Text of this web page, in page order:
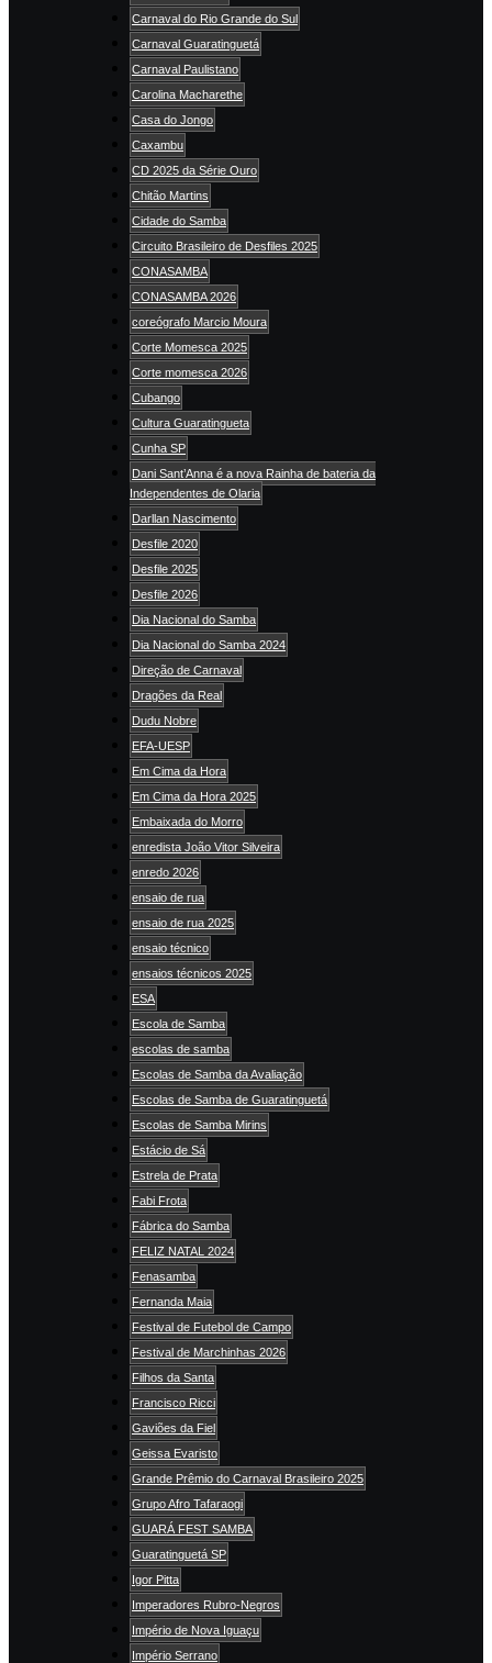
Carnaval do Rio Grande do Sul
Carnaval Guaratinguetá
Carnaval Paulistano
Carolina Macharethe
Casa do Jongo
Caxambu
CD 2025 da Série Ouro
Chitão Martins
Cidade do Samba
Circuito Brasileiro de Desfiles 2025
CONASAMBA
CONASAMBA 2026
coreógrafo Marcio Moura
Corte Momesca 2025
Corte momesca 2026
Cubango
Cultura Guaratingueta
Cunha SP
Dani Sant’Anna é a nova Rainha de bateria da
Independentes de Olaria
Darllan Nascimento
Desfile 2020
Desfile 2025
Desfile 2026
Dia Nacional do Samba
Dia Nacional do Samba 2024
Direção de Carnaval
Dragões da Real
Dudu Nobre
EFA-UESP
Em Cima da Hora
Em Cima da Hora 2025
Embaixada do Morro
enredista João Vitor Silveira
enredo 2026
ensaio de rua
ensaio de rua 2025
ensaio técnico
ensaios técnicos 2025
ESA
Escola de Samba
escolas de samba
Escolas de Samba da Avaliação
Escolas de Samba de Guaratinguetá
Escolas de Samba Mirins
Estácio de Sá
Estrela de Prata
Fabi Frota
Fábrica do Samba
FELIZ NATAL 2024
Fenasamba
Fernanda Maia
Festival de Futebol de Campo
Festival de Marchinhas 2026
Filhos da Santa
Francisco Ricci
Gaviões da Fiel
Geissa Evaristo
Grande Prêmio do Carnaval Brasileiro 2025
Grupo Afro Tafaraogi
GUARÁ FEST SAMBA
Guaratinguetá SP
Igor Pitta
Imperadores Rubro-Negros
Império de Nova Iguaçu
Império Serrano